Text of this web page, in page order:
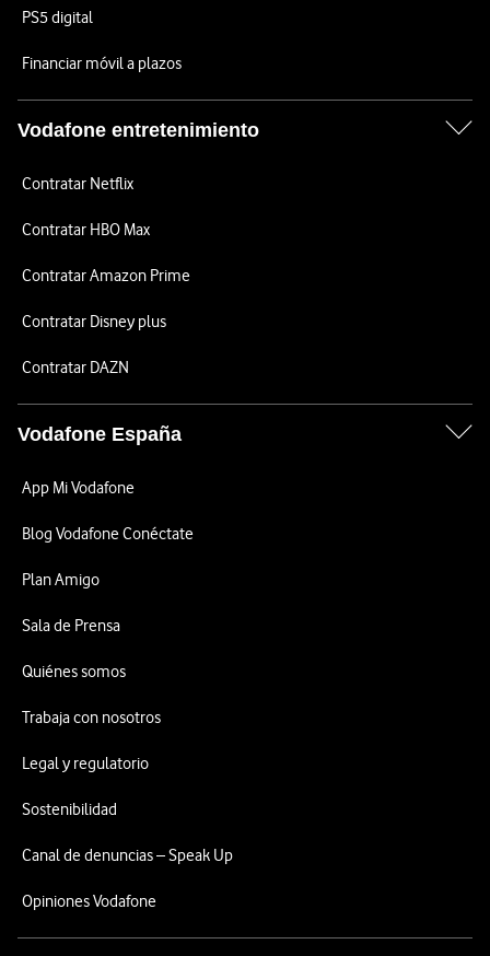
PS5 digital
Financiar móvil a plazos
Vodafone entretenimiento
Contratar Netflix
Contratar HBO Max
Contratar Amazon Prime
Contratar Disney plus
Contratar DAZN
Vodafone España
App Mi Vodafone
Blog Vodafone Conéctate
Plan Amigo
Sala de Prensa
Quiénes somos
Trabaja con nosotros
Legal y regulatorio
Sostenibilidad
Canal de denuncias – Speak Up
Opiniones Vodafone